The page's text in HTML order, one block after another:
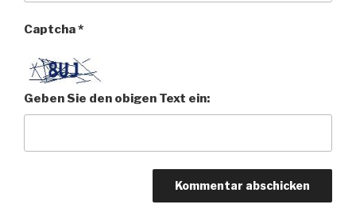
Captcha*
Geben Sie den obigen Text ein: